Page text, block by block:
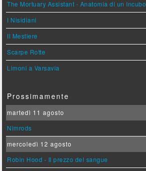
The Mortuary Assistant - Anatomia di un Incubo
I Nisidiani
Il Mestiere
Scarpe Rotte
Limoni a Varsavia
Prossimamente
martedì 11 agosto
Nimrods
mercoledì 12 agosto
Robin Hood - Il prezzo del sangue